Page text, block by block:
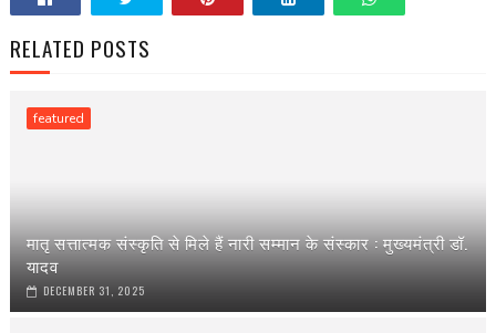
RELATED POSTS
featured
मातृ सत्तात्मक संस्कृति से मिले हैं नारी सम्मान के संस्कार : मुख्यमंत्री डॉ.
यादव
DECEMBER 31, 2025